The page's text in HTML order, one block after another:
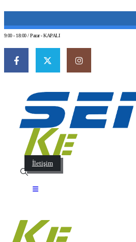
9:00 - 18:00 / Pazar - KAPALI
İletişim